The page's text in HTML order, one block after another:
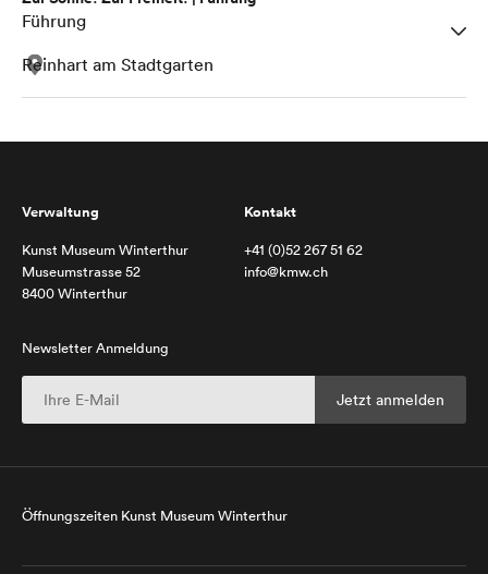
Führung
Reinhart am Stadtgarten
Verwaltung
Kunst Museum Winterthur
Museumstrasse 52
8400 Winterthur
Kontakt
+41 (0)52 267 51 62
info@kmw.ch
Newsletter Anmeldung
Öffnungszeiten Kunst Museum Winterthur